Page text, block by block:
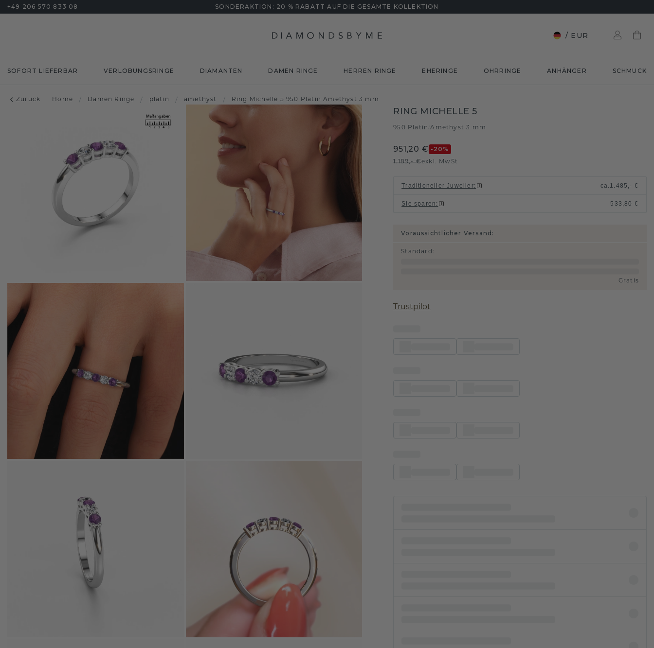
+49 206 570 833 08 SONDERAKTION: 20 % RABATT AUF DIE GESAMTE KOLLEKTION
/ EUR
SOFORT LIEFERBAR VERLOBUNGSRINGE DIAMANTEN DAMEN RINGE HERREN RINGE EHERINGE OHRRINGE ANHÄNGER SCHMUCK
Zurück Home / Damen Ringe / platin / amethyst / Ring Michelle 5 950 Platin Amethyst 3 mm
RING MICHELLE 5
950 Platin /Amethyst 3 mm
951,20 € -20 %
1.189,- €exkl. MwSt
Traditioneller Juwelier: ca. 1.485,- €
Sie sparen : 533,80 €
Voraussichtlicher Versand:
Standard :
Gratis
Trustpilot